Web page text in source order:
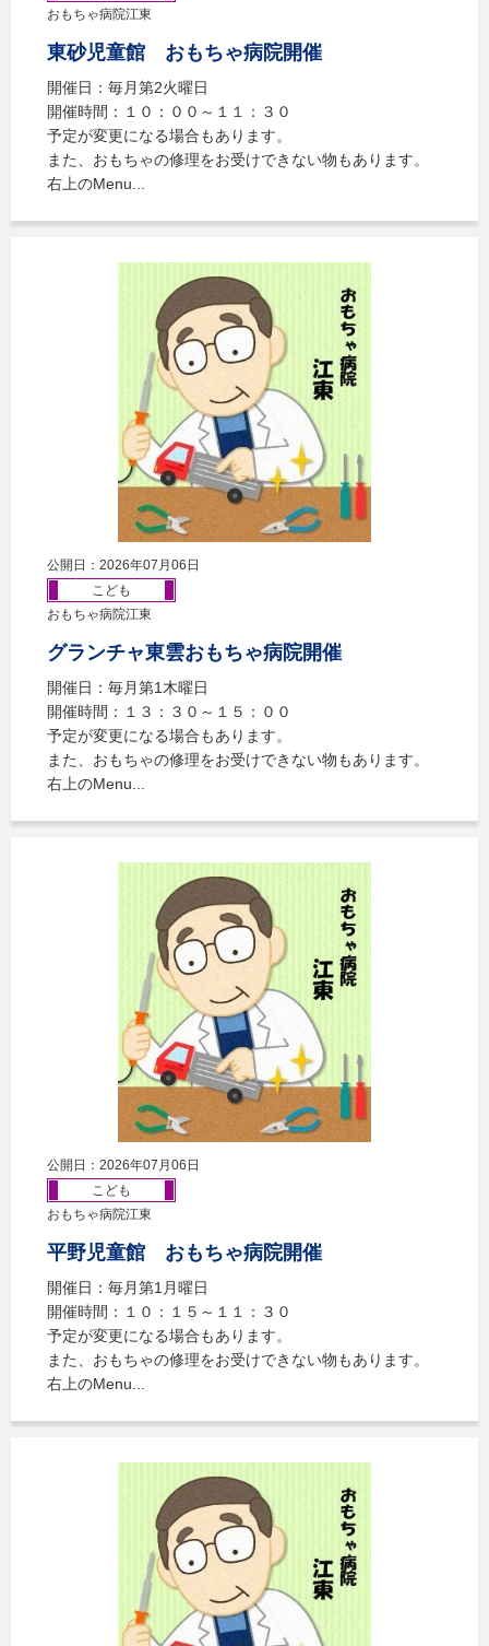
おもちゃ病院江東
東砂児童館 おもちゃ病院開催
開催日：毎月第2火曜日
開催時間：１０：００～１１：３０
予定が変更になる場合もあります。
また、おもちゃの修理をお受けできない物もあります。
右上のMenu...
公開日：2026年07月06日
こども
おもちゃ病院江東
グランチャ東雲おもちゃ病院開催
開催日：毎月第1木曜日
開催時間：１３：３０～１５：００
予定が変更になる場合もあります。
また、おもちゃの修理をお受けできない物もあります。
右上のMenu...
公開日：2026年07月06日
こども
おもちゃ病院江東
平野児童館 おもちゃ病院開催
開催日：毎月第1月曜日
開催時間：１０：１５～１１：３０
予定が変更になる場合もあります。
また、おもちゃの修理をお受けできない物もあります。
右上のMenu...